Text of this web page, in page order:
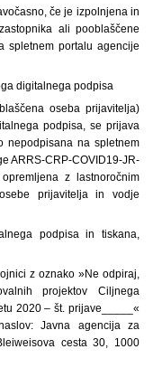
če je izpolnjena in
ali pooblaščene
spletnem portalu agencije
digitalnega podpisa
oseba prijavitelja)
podpisa, se prijava
nepodpisana na spletnem
ARRS-CRP-COVID19-JR-
z lastnoročnim
prijavitelja in vodje
podpisa in tiskana,
z oznako »Ne odpiraj,
projektov Ciljnega
2020 – št. prijave_____«
Javna agencija za
cesta 30, 1000